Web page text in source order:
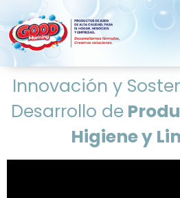
Innovación y
Desarrollo de
Higiene y